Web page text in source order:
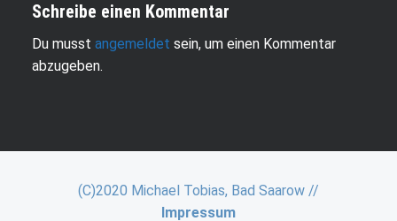
Schreibe einen Kommentar
Du musst angemeldet sein, um einen Kommentar
abzugeben.
(C)2020 Michael Tobias, Bad Saarow //
Impressum